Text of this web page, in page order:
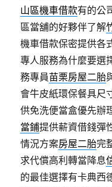
山區機車借款有的公
區當舖的好夥伴了解
機車借款保密提供各
專人服務為什麼要選
務專員苗栗房屋二胎
會牛皮紙環保餐具尺
供免洗便當盒優先辦
當鋪提供薪資借錢彈
情況方案房屋二胎完
求代償高利轉當降息
的最佳選擇有卡典西